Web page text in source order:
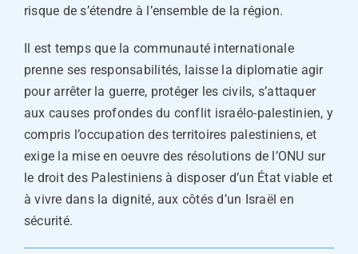
risque de s’étendre à l’ensemble de la région.
Il est temps que la communauté internationale
prenne ses responsabilités, laisse la diplomatie agir
pour arrêter la guerre, protéger les civils, s’attaquer
aux causes profondes du conflit israélo-palestinien, y
compris l’occupation des territoires palestiniens, et
exige la mise en oeuvre des résolutions de l’ONU sur
le droit des Palestiniens à disposer d’un État viable et
à vivre dans la dignité, aux côtés d’un Israël en
sécurité.